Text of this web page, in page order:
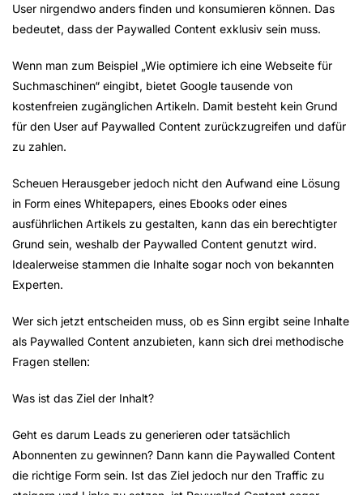
User nirgendwo anders finden und konsumieren können. Das
bedeutet, dass der Paywalled Content exklusiv sein muss.
Wenn man zum Beispiel „Wie optimiere ich eine Webseite für
Suchmaschinen“ eingibt, bietet Google tausende von
kostenfreien zugänglichen Artikeln. Damit besteht kein Grund
für den User auf Paywalled Content zurückzugreifen und dafür
zu zahlen.
Scheuen Herausgeber jedoch nicht den Aufwand eine Lösung
in Form eines Whitepapers, eines Ebooks oder eines
ausführlichen Artikels zu gestalten, kann das ein berechtigter
Grund sein, weshalb der Paywalled Content genutzt wird.
Idealerweise stammen die Inhalte sogar noch von bekannten
Experten.
Wer sich jetzt entscheiden muss, ob es Sinn ergibt seine Inhalte
als Paywalled Content anzubieten, kann sich drei methodische
Fragen stellen:
Was ist das Ziel der Inhalt?
Geht es darum Leads zu generieren oder tatsächlich
Abonnenten zu gewinnen? Dann kann die Paywalled Content
die richtige Form sein. Ist das Ziel jedoch nur den Traffic zu